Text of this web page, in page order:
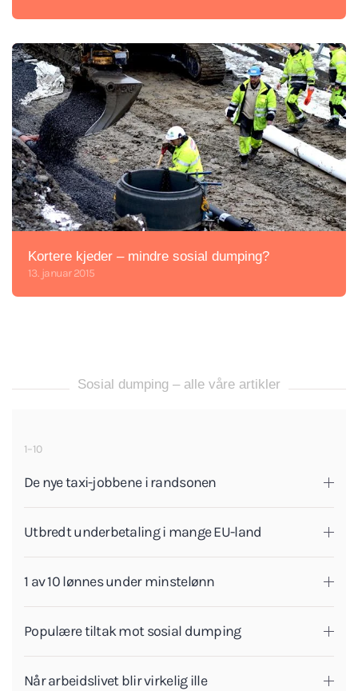
Kortere kjeder – mindre sosial dumping?
13. januar 2015
Sosial dumping – alle våre artikler
1–10
De nye taxi-jobbene i randsonen
Utbredt underbetaling i mange EU-land
1 av 10 lønnes under minstelønn
Populære tiltak mot sosial dumping
Når arbeidslivet blir virkelig ille